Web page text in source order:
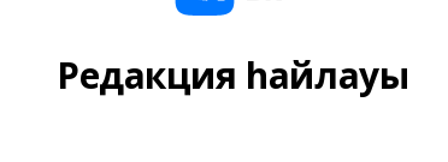
Редакция һайлауы